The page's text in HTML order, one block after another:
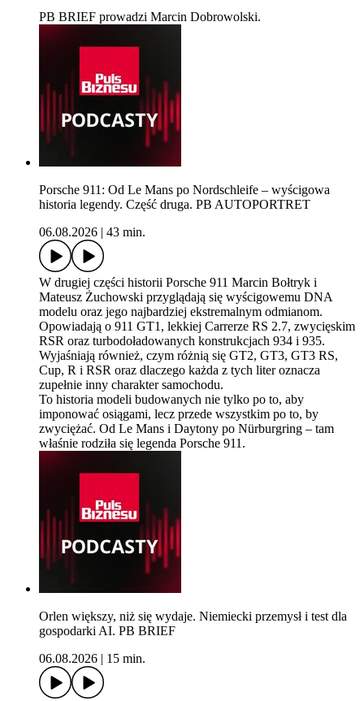
PB BRIEF prowadzi Marcin Dobrowolski.
Porsche 911: Od Le Mans po Nordschleife – wyścigowa
historia legendy. Część druga. PB AUTOPORTRET
06.08.2026
43 min.
W drugiej części historii Porsche 911 Marcin Bołtryk i
Mateusz Żuchowski przyglądają się wyścigowemu DNA
modelu oraz jego najbardziej ekstremalnym odmianom.
Opowiadają o 911 GT1, lekkiej Carrerze RS 2.7, zwycięskim
RSR oraz turbodoładowanych konstrukcjach 934 i 935.
Wyjaśniają również, czym różnią się GT2, GT3, GT3 RS,
Cup, R i RSR oraz dlaczego każda z tych liter oznacza
zupełnie inny charakter samochodu.
To historia modeli budowanych nie tylko po to, aby
imponować osiągami, lecz przede wszystkim po to, by
zwyciężać. Od Le Mans i Daytony po Nürburgring – tam
właśnie rodziła się legenda Porsche 911.
Orlen większy, niż się wydaje. Niemiecki przemysł i test dla
gospodarki AI. PB BRIEF
06.08.2026
15 min.